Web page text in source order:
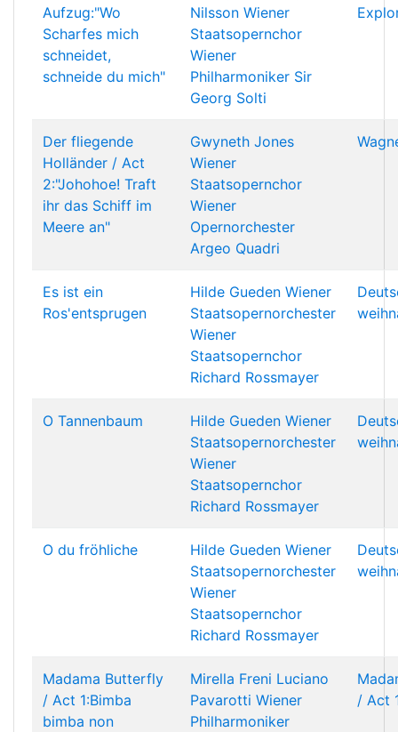
Aufzug:"Wo
Scharfes mich
schneidet,
schneide du mich"
Nilsson Wiener
Staatsopernchor
Wiener
Philharmoniker Sir
Georg Solti
Der fliegende
Holländer / Act
2:"Johohoe! Traft
ihr das Schiff im
Meere an"
Gwyneth Jones
Wiener
Staatsopernchor
Wiener
Opernorchester
Argeo Quadri
Es ist ein
Ros'entsprugen
Hilde Gueden Wiener
Staatsopernorchester
Wiener
Staatsopernchor
Richard Rossmayer
O Tannenbaum Hilde Gueden Wiener
Staatsopernorchester
Wiener
Staatsopernchor
Richard Rossmayer
O du fröhliche Hilde Gueden Wiener
Staatsopernorchester
Wiener
Staatsopernchor
Richard Rossmayer
Madama Butterfly
/ Act 1:Bimba
bimba non
Mirella Freni Luciano
Pavarotti Wiener
Philharmoniker
/ Act